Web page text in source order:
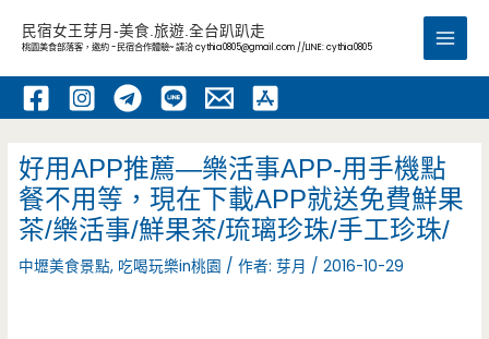
內
民宿女王芽月-美食.旅遊.全台趴趴走
桃園美食部落客，邀約 -民宿合作體驗~ 請洽cythia0805@gmail.com //LINE: cythia0805
Main
好用APP推薦—樂活事APP-用手機點
餐不用等，現在下載APP就送免費鮮果
茶/樂活事/鮮果茶/琉璃珍珠/手工珍珠/
中壢美食景點, 吃喝玩樂in桃園 / 作者:芽月 /2016-10-29